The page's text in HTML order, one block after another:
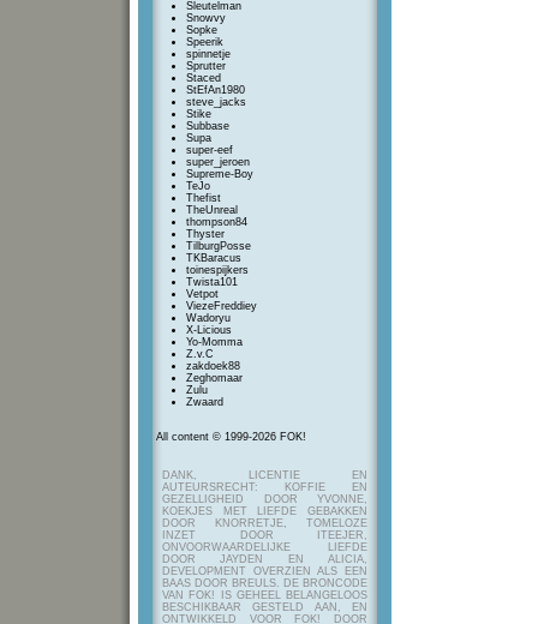
Sleutelman
Snowvy
Sopke
Speerik
spinnetje
Sprutter
Staced
StEfAn1980
steve_jacks
Stike
Subbase
Supa
super-eef
super_jeroen
Supreme-Boy
TeJo
Thefist
TheUnreal
thompson84
Thyster
TilburgPosse
TKBaracus
toinespijkers
Twista101
Vetpot
ViezeFreddiey
Wadoryu
X-Licious
Yo-Momma
Z.v.C
zakdoek88
Zeghomaar
Zulu
Zwaard
All content © 1999-2026 FOK!
DANK, LICENTIE EN
AUTEURSRECHT: KOFFIE EN
GEZELLIGHEID DOOR YVONNE,
KOEKJES MET LIEFDE GEBAKKEN
DOOR KNORRETJE, TOMELOZE
INZET DOOR ITEEJER,
ONVOORWAARDELIJKE LIEFDE
DOOR JAYDEN EN ALICIA,
DEVELOPMENT OVERZIEN ALS EEN
BAAS DOOR BREULS. DE BRONCODE
VAN FOK! IS GEHEEL BELANGELOOS
BESCHIKBAAR GESTELD AAN, EN
ONTWIKKELD VOOR FOK! DOOR